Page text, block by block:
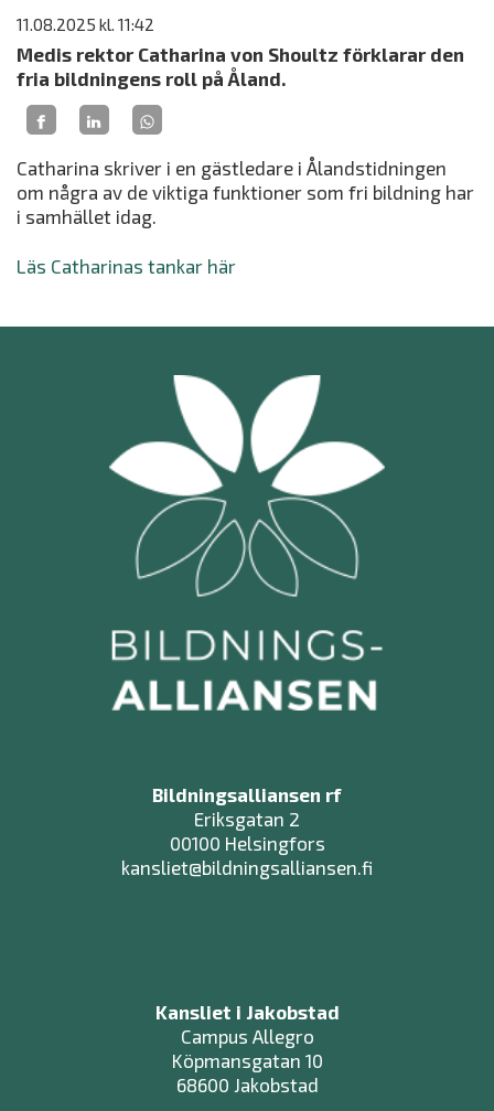
11.08.2025 kl. 11:42
Medis rektor Catharina von Shoultz förklarar den
fria bildningens roll på Åland.
Catharina skriver i en gästledare i Ålandstidningen
om några av de viktiga funktioner som fri bildning har
i samhället idag.
Läs Catharinas tankar här
Bildningsalliansen rf
Eriksgatan 2
00100 Helsingfors
kansliet@bildningsalliansen.fi
Kansliet i Jakobstad
Campus Allegro
Köpmansgatan 10
68600 Jakobstad